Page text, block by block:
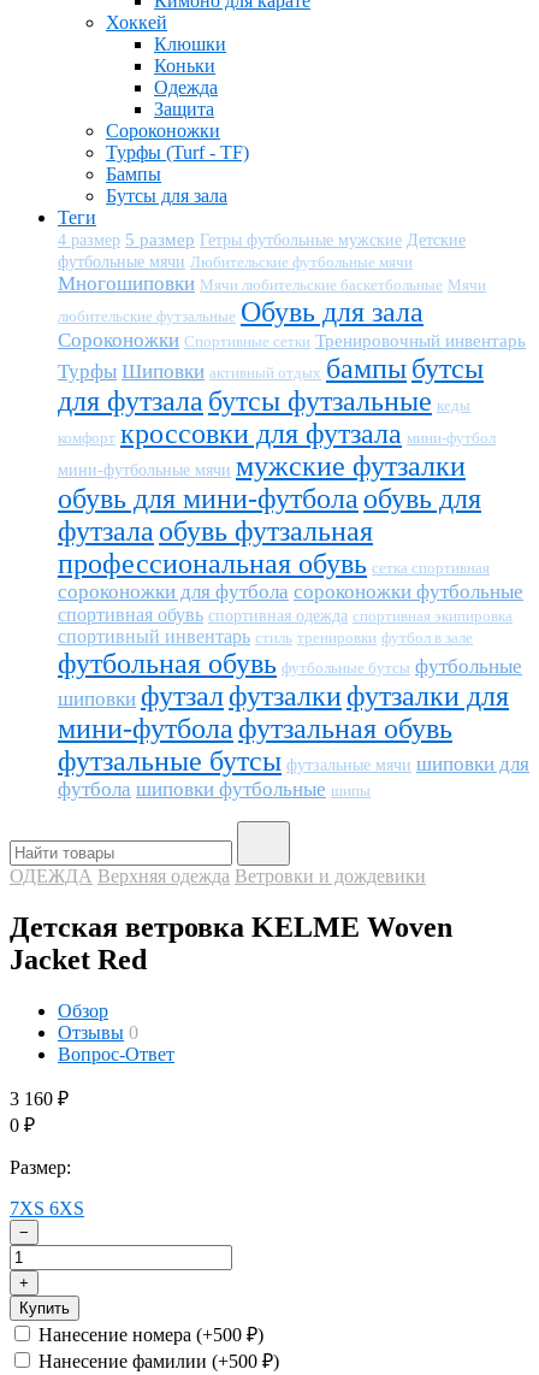
Хоккей
Клюшки
Коньки
Одежда
Защита
Сороконожки
Турфы (Turf - TF)
Бампы
Бутсы для зала
Теги
4 размер 5 размер Гетры футбольные мужские Детские
футбольные мячи Любительские футбольные мячи
Многошиповки Мячи любительские баскетбольные Мячи
любительские футзальные Обувь для зала
Сороконожки Спортивные сетки Тренировочный инвентарь
Турфы Шиповки активный отдых бампыбутсы
для футзала бутсы футзальные кеды
комфорт кроссовки для футзала мини-футбол
мини-футбольные мячи мужские футзалки
обувь для мини-футбола обувь для
футзала обувь футзальная
профессиональная обувь сетка спортивная
сороконожки для футбола сороконожки футбольные
спортивная обувь спортивная одежда спортивная экипировка
спортивный инвентарь стиль тренировки футбол в зале
футбольная обувь футбольные бутсы футбольные
шиповки футзалфутзалкифутзалки для
мини-футбола футзальная обувь
футзальные бутсы футзальные мячи шиповки для
футбола шиповки футбольные шипы
ОДЕЖДА Верхняя одежда Ветровки и дождевики
Детская ветровка KELME Woven
Jacket Red
Обзор
Отзывы 0
Вопрос-Ответ
3 160 ₽
0 ₽
Размер:
7XS 6XS
−
+
Купить
Нанесение номера (+500 ₽)
Нанесение фамилии (+500 ₽)